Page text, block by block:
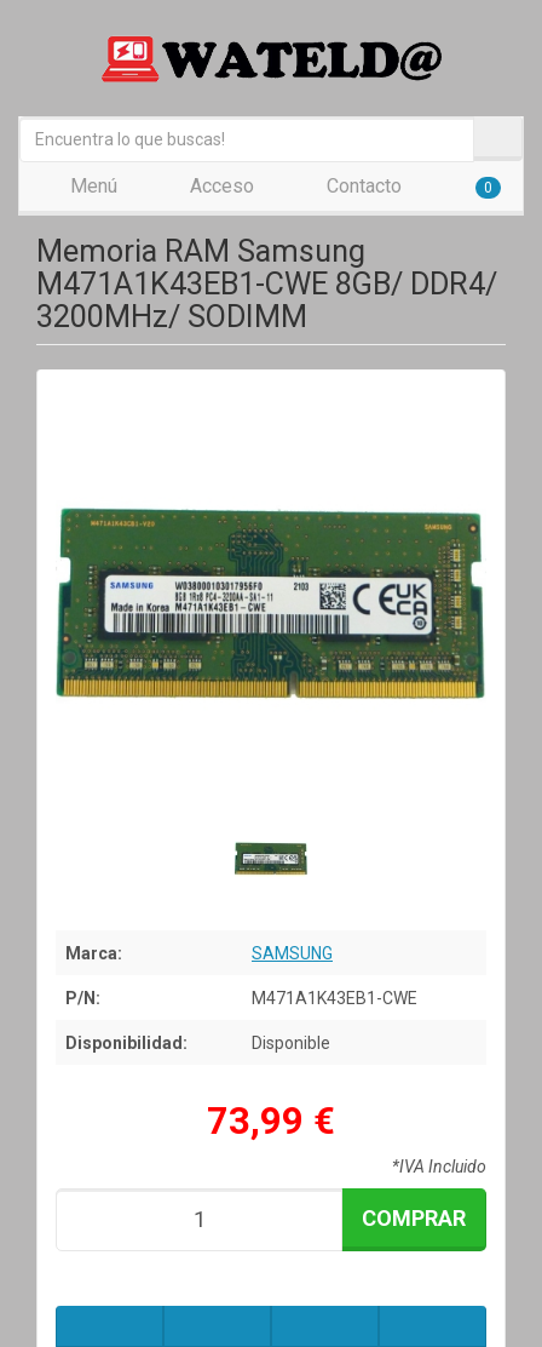
Menú Acceso Contacto 0
Memoria RAM Samsung
M471A1K43EB1-CWE 8GB/ DDR4/
3200MHz/ SODIMM
Marca: SAMSUNG
P/N: M471A1K43EB1-CWE
Disponibilidad: Disponible
73,99 €
*IVA Incluido
COMPRAR